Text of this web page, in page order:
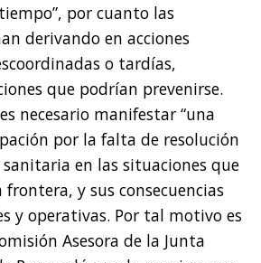
por cuanto las
derivando en acciones
o tardías,
que podrían prevenirse.
necesario manifestar “una
por la falta de resolución
en las situaciones que
y sus consecuencias
y operativas. Por tal motivo es
Asesora de la Junta